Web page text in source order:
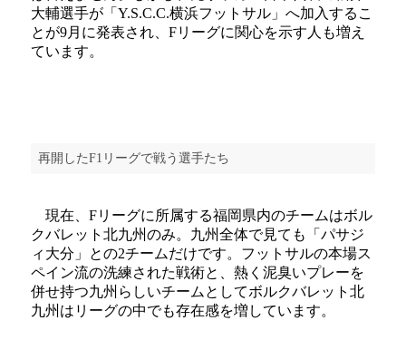
大輔選手が「Y.S.C.C.横浜フットサル」へ加入するこ
とが9月に発表され、Fリーグに関心を示す人も増え
ています。
再開したF1リーグで戦う選手たち
現在、Fリーグに所属する福岡県内のチームはボル
クバレット北九州のみ。九州全体で見ても「パサジ
ィ大分」との2チームだけです。フットサルの本場ス
ペイン流の洗練された戦術と、熱く泥臭いプレーを
併せ持つ九州らしいチームとしてボルクバレット北
九州はリーグの中でも存在感を増しています。